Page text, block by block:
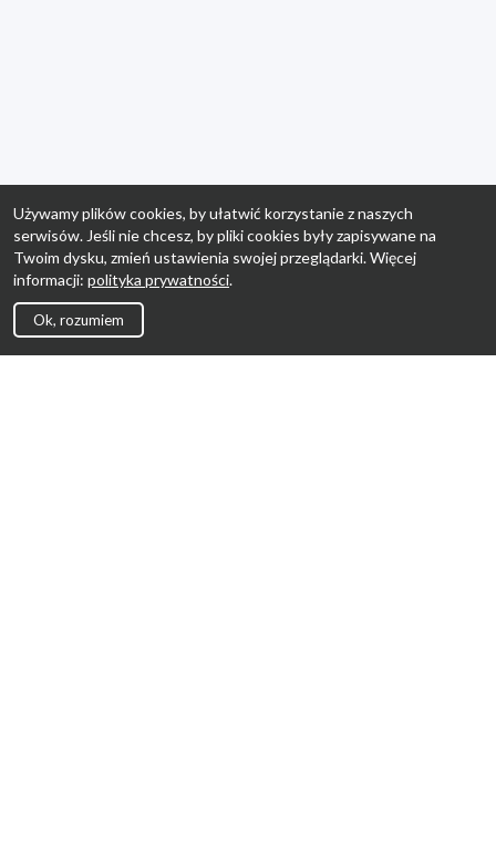
Używamy plików cookies, by ułatwić korzystanie z naszych
serwisów. Jeśli nie chcesz, by pliki cookies były zapisywane na
Twoim dysku, zmień ustawienia swojej przeglądarki. Więcej
informacji: polityka prywatności.
Ok, rozumiem